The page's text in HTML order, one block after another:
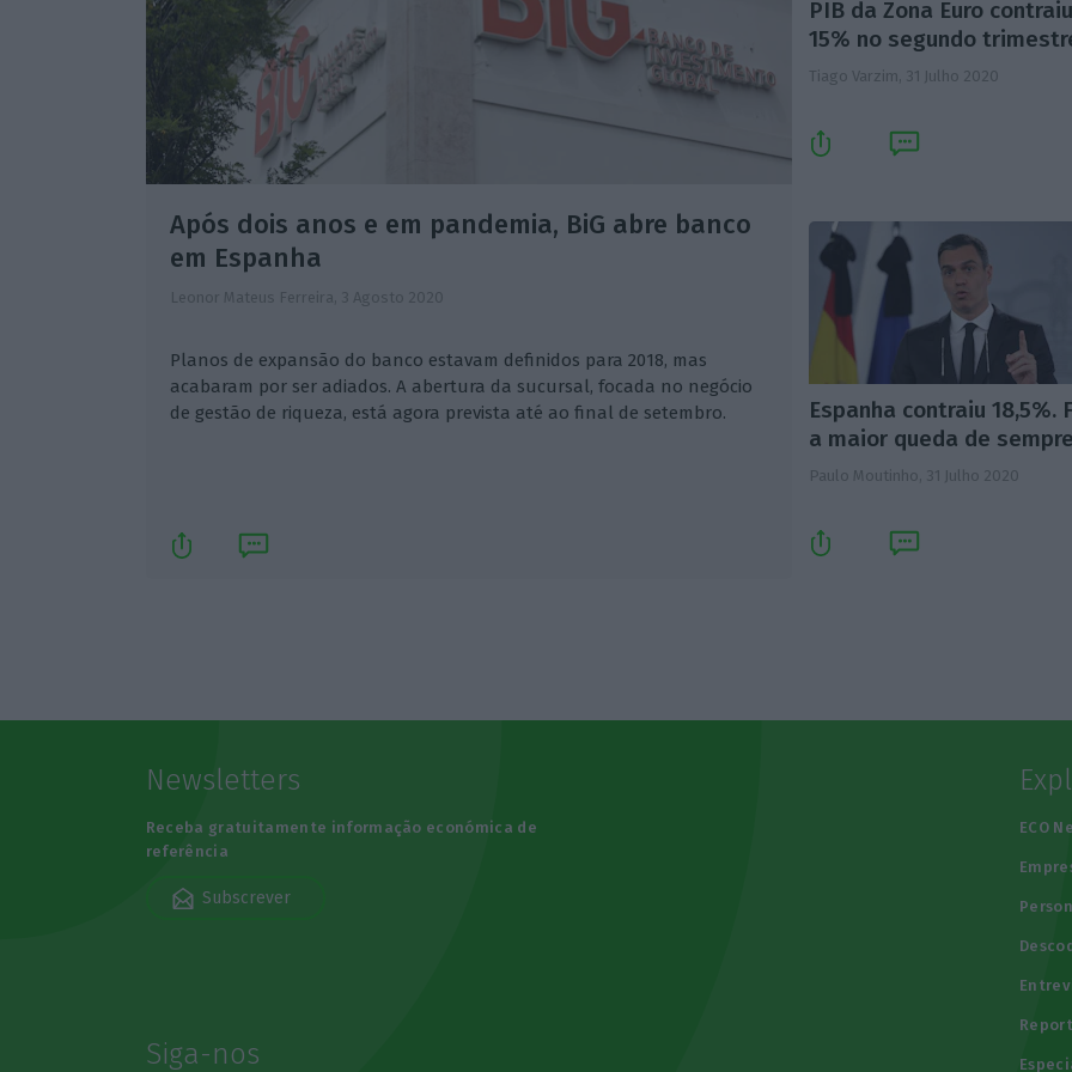
Após dois anos e em pandemia, BiG abre banco
em Espanha
Leonor Mateus Ferreira, 3 Agosto 2020
Planos de expansão do banco estavam definidos para 2018, mas
acabaram por ser adiados. A abertura da sucursal, focada no negócio
de gestão de riqueza, está agora prevista até ao final de setembro.
PIB da Zona Euro contraiu
15% no segundo
Tiago Varzim, 31 Julho 2020
Espanha contraiu 18,5%.
a maior queda de sempre
Paulo Moutinho, 31 Julho 2020
Newsletters
Receba gratuitamente informação económica de
referência
Subscrever
Siga-nos
ECO